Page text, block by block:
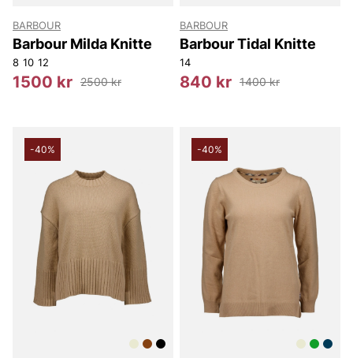
BARBOUR
Barbour Milda Knitte
8 10 12
1500 kr 2500 kr
BARBOUR
Barbour Tidal Knitte
14
840 kr 1400 kr
-40% -40%